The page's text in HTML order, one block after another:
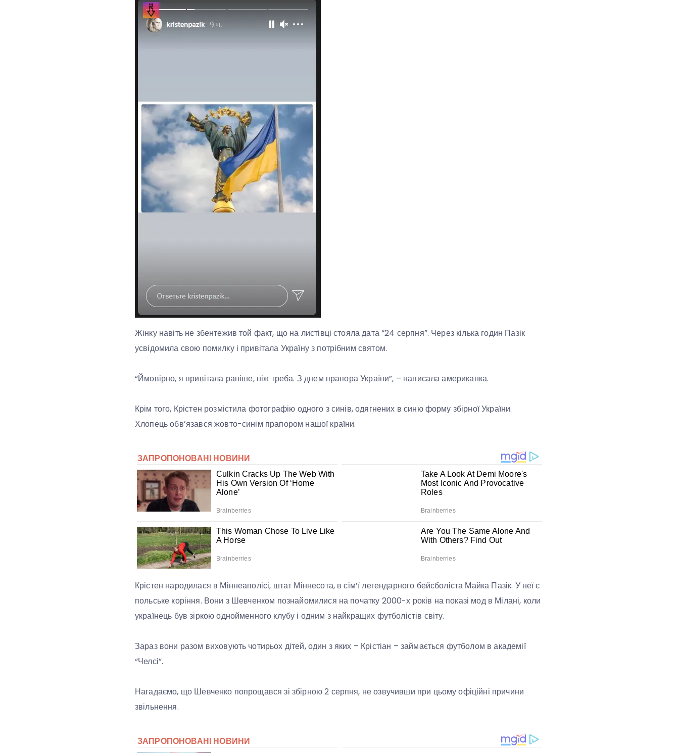
Жінку навіть не збентежив той факт, що на листівці стояла дата “24 серпня”. Через кілька годин Пазік
усвідомила свою помилку і привітала Україну з потрібним святом.
“Ймовірно, я привітала раніше, ніж треба. З днем прапора України”, – написала американка.
Крім того, Крістен розмістила фотографію одного з синів, одягнених в синю форму збірної України.
Хлопець обв’язався жовто-синім прапором нашої країни.
Крістен народилася в Міннеаполісі, штат Міннесота, в сім’ї легендарного бейсболіста Майка Пазік. У неї є
польське коріння. Вони з Шевченком познайомилися на початку 2000-х років на показі мод в Мілані, коли
українець був зіркою однойменного клубу і одним з найкращих футболістів світу.
Зараз вони разом виховують чотирьох дітей, один з яких – Крістіан – займається футболом в академії
“Челсі”.
Нагадаємо, що Шевченко попрощався зі збірною 2 серпня, не озвучивши при цьому офіційні причини
звільнення.